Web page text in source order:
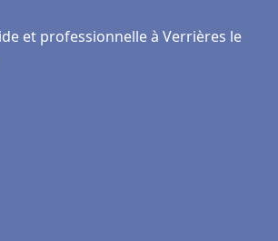
et professionnelle à Verrières le